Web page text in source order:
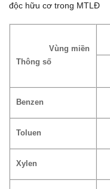
độc hữu cơ trong MTLĐ
Vùng miền
Thông số
Benzen
Toluen
Xylen